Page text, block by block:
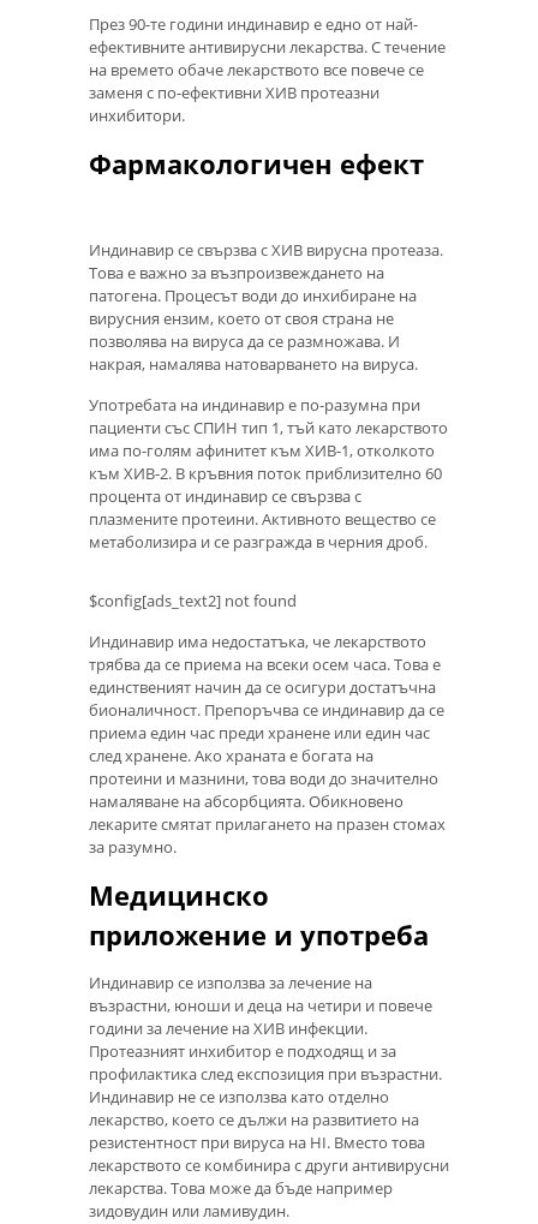
През 90-те години индинавир е едно от най-
ефективните антивирусни лекарства. С течение
на времето обаче лекарството все повече се
заменя с по-ефективни ХИВ протеазни
инхибитори.
Фармакологичен ефект
Индинавир се свързва с ХИВ вирусна протеаза.
Това е важно за възпроизвеждането на
патогена. Процесът води до инхибиране на
вирусния ензим, което от своя страна не
позволява на вируса да се размножава. И
накрая, намалява натоварването на вируса.
Употребата на индинавир е по-разумна при
пациенти със СПИН тип 1, тъй като лекарството
има по-голям афинитет към ХИВ-1, отколкото
към ХИВ-2. В кръвния поток приблизително 60
процента от индинавир се свързва с
плазмените протеини. Активното вещество се
метаболизира и се разгражда в черния дроб.
$config[ads_text2] not found
Индинавир има недостатъка, че лекарството
трябва да се приема на всеки осем часа. Това е
единственият начин да се осигури достатъчна
бионаличност. Препоръчва се индинавир да се
приема един час преди хранене или един час
след хранене. Ако храната е богата на
протеини и мазнини, това води до значително
намаляване на абсорбцията. Обикновено
лекарите смятат прилагането на празен стомах
за разумно.
Медицинско
приложение и употреба
Индинавир се използва за лечение на
възрастни, юноши и деца на четири и повече
години за лечение на ХИВ инфекции.
Протеазният инхибитор е подходящ и за
профилактика след експозиция при възрастни.
Индинавир не се използва като отделно
лекарство, което се дължи на развитието на
резистентност при вируса на HI. Вместо това
лекарството се комбинира с други антивирусни
лекарства. Това може да бъде например
зидовудин или ламивудин.